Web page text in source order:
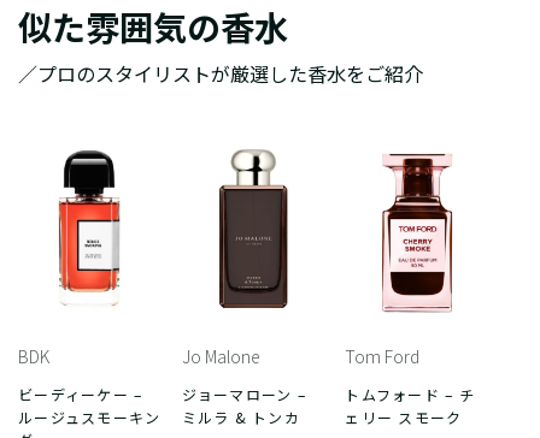
似た雰囲気の香水
／プロのスタイリストが厳選した香水をご紹介
BDK
ビーディーケー –
ルージュスモーキン
Jo Malone
ジョーマローン –
ミルラ & トンカ
Tom Ford
トムフォード – チ
ェリー スモーク